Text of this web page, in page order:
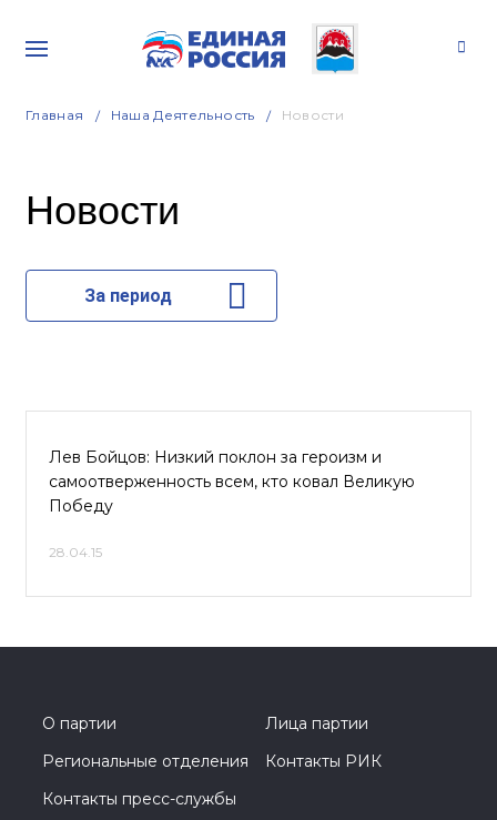
Главная Наша Деятельность Новости
Новости
За период
Лев Бойцов: Низкий поклон за героизм и
самоотверженность всем, кто ковал Великую
Победу
28.04.15
О партии
Лица партии
Региональные отделения
Контакты РИК
Контакты пресс-службы